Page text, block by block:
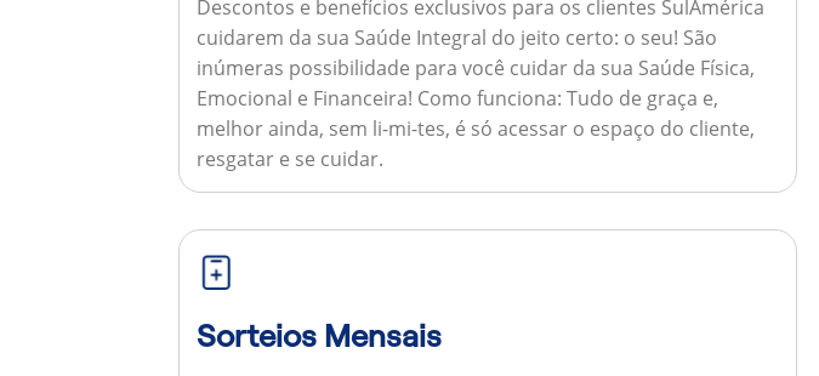
Descontos e benefícios exclusivos para os clientes SulAmérica
cuidarem da sua Saúde Integral do jeito certo: o seu! São
inúmeras possibilidade para você cuidar da sua Saúde Física,
Emocional e Financeira! Como funciona: Tudo de graça e,
melhor ainda, sem li-mi-tes, é só acessar o espaço do cliente,
resgatar e se cuidar.
Sorteios Mensais